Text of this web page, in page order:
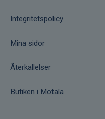
Integritetspolicy
Mina sidor
Återkallelser
Butiken i Motala